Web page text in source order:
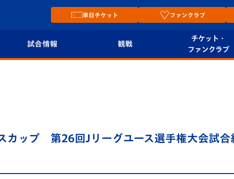
単日チケット ファンクラブ
試合情報
フォトギャラリー
観戦
Revive Team
チケット・
ファンクラブ
ップ 第26回Jリーグユース選手権大会試合